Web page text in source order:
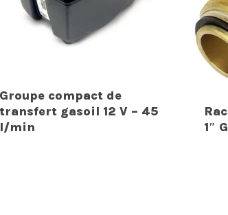
Groupe compact de
transfert gasoil 12 V – 45
l/min
1″